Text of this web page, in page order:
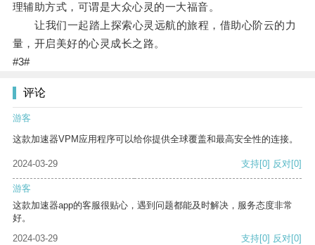
理辅助方式，可谓是大众心灵的一大福音。
让我们一起踏上探索心灵远航的旅程，借助心阶云的力
量，开启美好的心灵成长之路。
#3#
评论
游客
这款加速器VPM应用程序可以给你提供全球覆盖和最高安全性的连接。
2024-03-29 支持[0] 反对[0]
游客
这款加速器app的客服很贴心，遇到问题都能及时解决，服务态度非常
好。
2024-03-29
支持[0] 反对[0]